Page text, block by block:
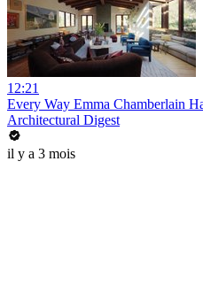
12:21
Every Way Emma Chamberlain
Architectural Digest
il y a 3 mois